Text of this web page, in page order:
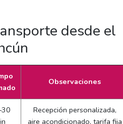
desde el
Observaciones
Recepción personalizada,
aire acondicionado, tarifa fija